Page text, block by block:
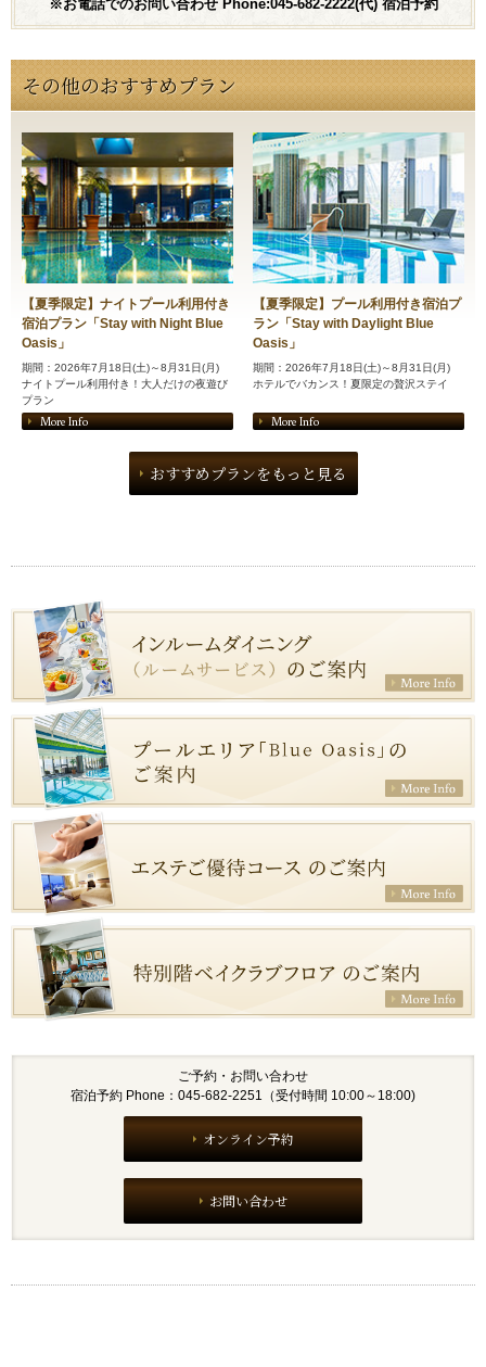
※お電話でのお問い合わせ Phone:045-682-2222(代) 宿泊予約
その他のおすすめプラン
【夏季限定】ナイトプール利用付き
宿泊プラン「Stay with Night Blue
Oasis」
期間：2026年7月18日(土)～8月31日(月)
ナイトプール利用付き！大人だけの夜遊び
プラン
More Info
【夏季限定】プール利用付き宿泊プ
ラン「Stay with Daylight Blue
Oasis」
期間：2026年7月18日(土)～8月31日(月)
ホテルでバカンス！夏限定の贅沢ステイ
More Info
おすすめプランをもっと見る
ご予約・お問い合わせ
宿泊予約 Phone：045-682-2251（受付時間 10:00～18:00)
オンライン予約
お問い合わせ